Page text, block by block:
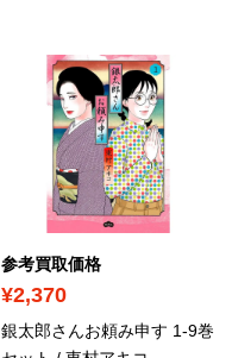
参考買取価格
¥2,370
銀太郎さんお頼み申す 1-9巻